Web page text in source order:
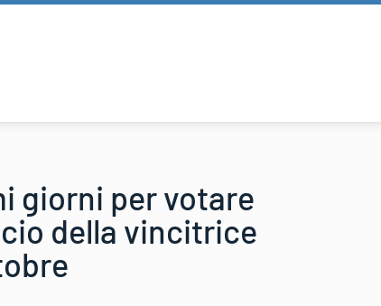
giorni per votare
della vincitrice